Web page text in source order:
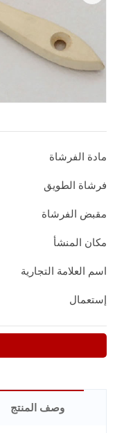
مادة الفرشاة
فرشاة الطويق
مقبض الفرشاة
مكان المنشأ
اسم العلامة التجارية
إستعمال
وصف المنتج